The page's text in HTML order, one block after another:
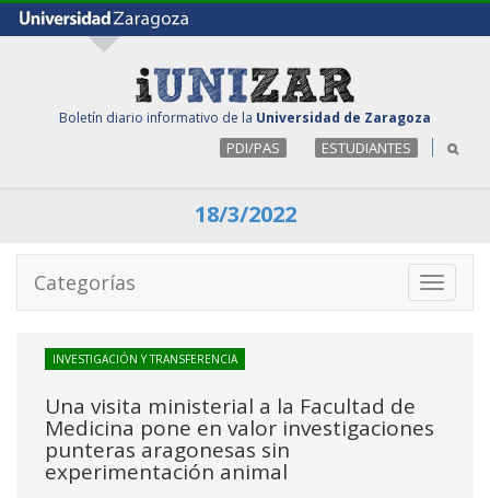
Boletín diario informativo de la Universidad de Zaragoza
PDI/PAS ESTUDIANTES
18/3/2022
Toggle
Categorías
INVESTIGACIÓN Y TRANSFERENCIA
Una visita ministerial a la Facultad de
Medicina pone en valor investigaciones
punteras aragonesas sin
experimentación animal